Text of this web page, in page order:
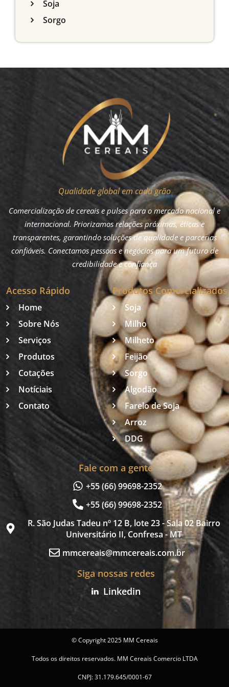
Soja
Sorgo
Qualidade global em cada grão
Comercialização de cereais e pulses para o mercado nacional e
internacional. Priorizamos relações próximas, éticas e
transparentes, garantindo soluções de qualidade e parcerias
confiáveis. Conectamos pessoas e negócios para um futuro de
credibilidade e confiança
Acesso Rápido
Home
Sobre Nós
Serviços
Produtos
Cotações
Notíciais
Contato
Produtos Comercializados
Soja
Milho
Milheto
Feijão
Sorgo
Algodão
Farelo de Soja
Arroz
DDG
Fale com a gente
+55 (66) 99698-2352
+55 (66) 99698-2352
R. São Judas Tadeu nº 12 B, lote 23 - Sala 02 Bairro
Universitário II, Confresa - MT
mmcereais@mmcereais.com.br
Siga nossas redes
Linkedin
© Copyright 2025 MM Cereais
Todos os direitos reservados. MM Cereais Comercio LTDA
CNPJ: 31.179.645/0001-67